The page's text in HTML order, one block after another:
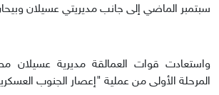
سبتمبر الماضي إلى جانب مديريتي عسيلان
واستعادت قوات العمالقة مديرية عسيلان
المرحلة الأولى من عملية "إعصار الجنوب